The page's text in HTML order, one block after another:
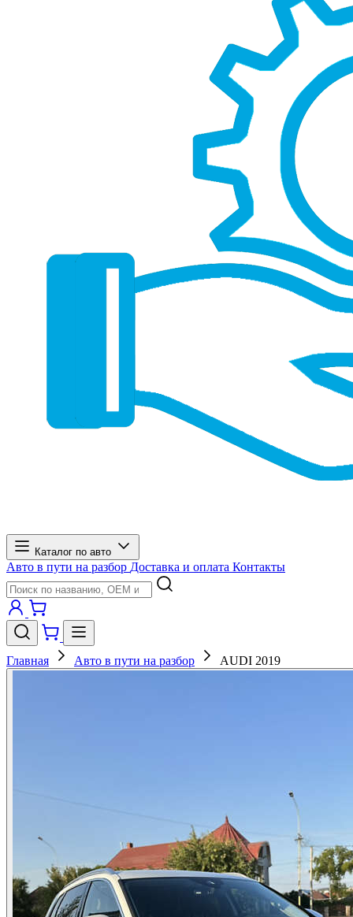
Каталог по авто
Авто в пути на разбор Доставка и оплата Контакты
Главная Авто в пути на разбор AUDI 2019